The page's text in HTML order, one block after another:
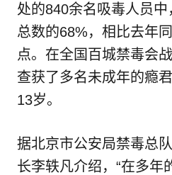
处的840余名吸毒人员
总数的68%，相比去年
点。在全国百城禁毒会
查获了多名未成年的瘾
13岁。
据北京市公安局禁毒总
长李轶凡介绍，“在多年